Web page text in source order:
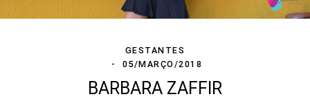
GESTANTES
05/MARÇO/2018
BARBARA ZAFFIR